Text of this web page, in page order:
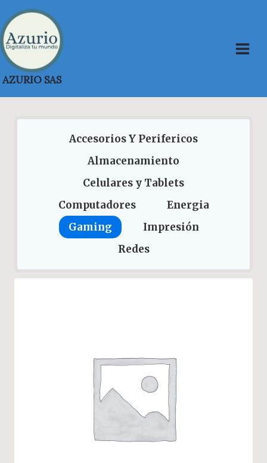
Saltar
al
contenido
AZURIO SAS
Accesorios Y Perifericos
Almacenamiento
Celulares y Tablets
Computadores
Energia
Gaming
Impresión
Redes